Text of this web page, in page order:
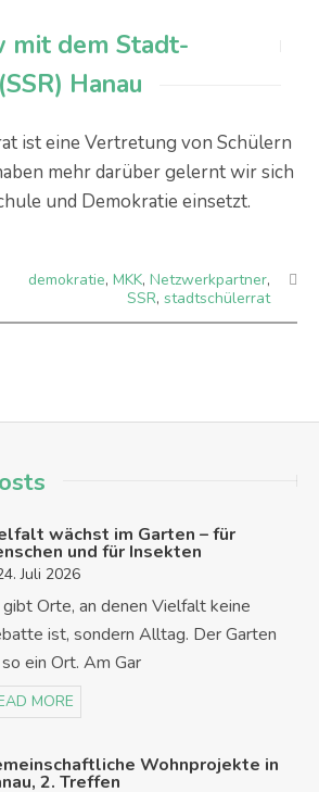
mit dem Stadt-
Hanau
ist eine Vertretung von Schülern
mehr darüber gelernt wir sich
und Demokratie einsetzt.
demokratie, MKK, Netzwerkpartner,
SSR, stadtschülerrat
wächst im Garten – für
und für Insekten
Juli 2026
gibt Orte, an denen Vielfalt keine
ist, sondern Alltag. Der Garten
ein Ort. Am Gar
MORE
Wohnprojekte in
2. Treffen